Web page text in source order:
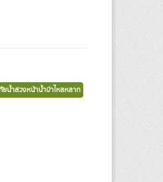
ยน้ำล่วงหน้าน้ำป่าไหลหลาก